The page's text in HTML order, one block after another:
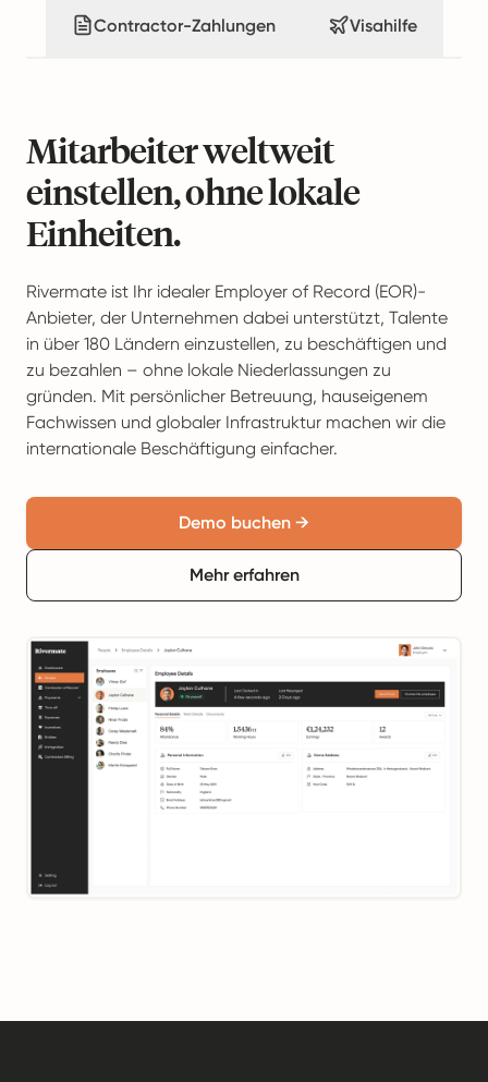
Contractor-Zahlungen Visahilfe
Mitarbeiter weltweit
einstellen, ohne lokale
Einheiten.
Rivermate ist Ihr idealer Employer of Record (EOR)-
Anbieter, der Unternehmen dabei unterstützt, Talente
in über 180 Ländern einzustellen, zu beschäftigen und
zu bezahlen – ohne lokale Niederlassungen zu
gründen. Mit persönlicher Betreuung, hauseigenem
Fachwissen und globaler Infrastruktur machen wir die
internationale Beschäftigung einfacher.
Demo buchen →
Mehr erfahren